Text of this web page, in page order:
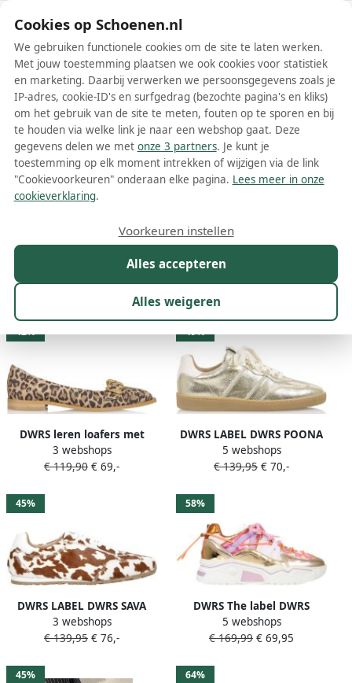
Schoenen.nl
Wis filters Alle filters
DWRS label schoenen
Meer lezen
Kleur Prijs
112 resultaten:
42%
DWRS leren loafers met
panterprint met siergesp
beige zwart
3 webshops
€ 119,90 € 69,-
49%
DWRS LABEL DWRS POONA
champagne off white Leer
Dames
5 webshops
€ 139,95 € 70,-
45%
DWRS LABEL DWRS SAVA
cow hair on sneakers beige
Leer Dames
3 webshops
€ 139,95 € 76,-
58%
DWRS The label DWRS
Dames Sneaker Wit Stof
Leer Goud Metallic
5 webshops
€ 169,99 € 69,95
45% 64%
Cookies op Schoenen.nl
We gebruiken functionele cookies om de site te laten werken.
Met jouw toestemming plaatsen we ook cookies voor statistiek
en marketing. Daarbij verwerken we persoonsgegevens zoals je
IP-adres, cookie-ID's en surfgedrag (bezochte pagina's en kliks)
om het gebruik van de site te meten, fouten op te sporen en bij
te houden via welke link je naar een webshop gaat. Deze
gegevens delen we met onze 3 partners. Je kunt je
toestemming op elk moment intrekken of wijzigen via de link
"Cookievoorkeuren" onderaan elke pagina. Lees meer in onze
cookieverklaring.
Alles accepteren
Alles weigeren
Voorkeuren instellen